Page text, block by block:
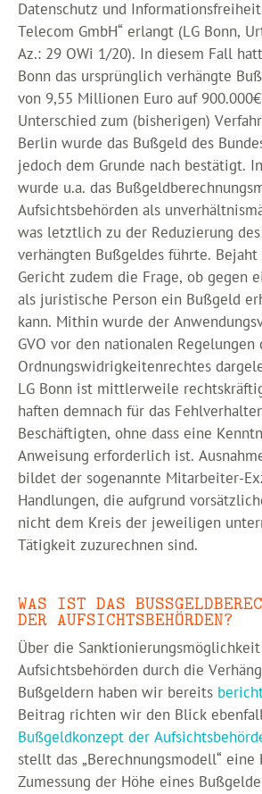
Datenschutz und
Telecom GmbH“ erlangt (LG Bonn,
Az.: 29 OWi 1/20). In diesem Fall
Bonn das ursprünglich verhängte
von 9,55 Millionen Euro auf
Unterschied zum (bisherigen)
Berlin wurde das Bußgeld des
jedoch dem Grunde nach bestätigt.
wurde u.a. das
Aufsichtsbehörden als
was letztlich zu der Reduzierung
verhängten Bußgeldes führte.
Gericht zudem die Frage, ob gegen
als juristische Person ein Bußgeld
kann. Mithin wurde der
GVO vor den nationalen Regelungen
Ordnungswidrigkeitenrechtes
LG Bonn ist mittlerweile
haften demnach für das
Beschäftigten, ohne dass eine
Anweisung erforderlich ist.
bildet der sogenannte Mitarbeiter-
Handlungen, die aufgrund
nicht dem Kreis der jeweiligen
Tätigkeit zuzurechnen sind.
WAS IST DAS
ER AUFSICHTSBEHÖRDEN?
Über die
Aufsichtsbehörden durch die
Bußgeldern haben wir bereits
Beitrag richten wir den Blick
Bußgeldkonzept der
stellt das „Berechnungsmodell“
Zumessung der Höhe eines